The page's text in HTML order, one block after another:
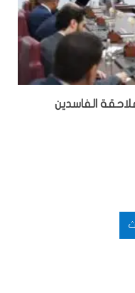
الفاسدين